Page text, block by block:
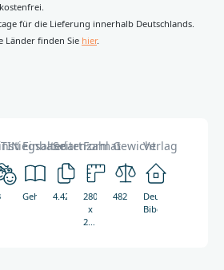
für die Lieferung innerhalb Deutschlands.
Länder finden Sie hier.
Einbandart
Geheftet
Seitenzahl
4.420
Format
280
x
213
Gewicht
4821g
Verlag
Deutsche
Bibelgesellschaft